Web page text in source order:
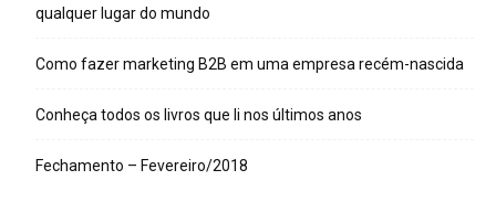
qualquer lugar do mundo
Como fazer marketing B2B em uma empresa recém-nascida
Conheça todos os livros que li nos últimos anos
Fechamento – Fevereiro/2018